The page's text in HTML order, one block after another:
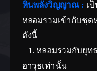
หินพลังวิญญาณ : เ
หลอมรวมเข้ากับชุด
ดังนี้
1. หลอมรวมกับยุท
อาวุธเท่านั้น